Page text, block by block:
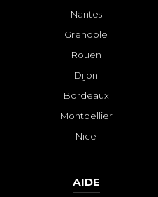
Nantes
Grenoble
Rouen
Dijon
Bordeaux
Montpellier
Nice
AIDE